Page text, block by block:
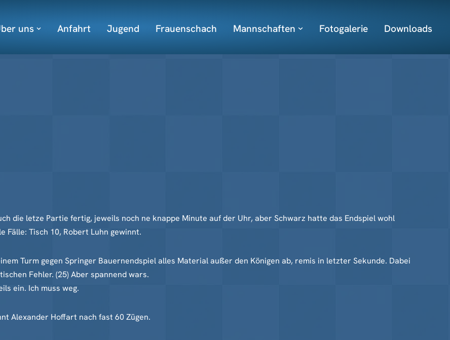
uns Anfahrt Jugend Frauenschach Mannschaften Fotogalerie Downloads
die letze Partie fertig, jeweils noch ne knappe Minute auf der Uhr, aber Schwarz hatte das Endspiel wohl
Fälle: Tisch 10, Robert Luhn gewinnt.
Turm gegen Springer Bauernendspiel alles Material außer den Königen ab, remis in letzter Sekunde. Dabei
Fehler. (25) Aber spannend wars.
ein. Ich muss weg.
Alexander Hoffart nach fast 60 Zügen.